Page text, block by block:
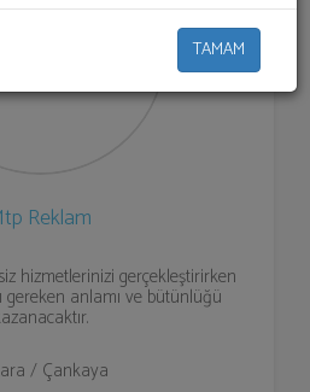
TAMAM
Reklam
hizmetlerinizi gerçekleştirirken
gereken anlamı ve bütünlüğü
/ Çankaya